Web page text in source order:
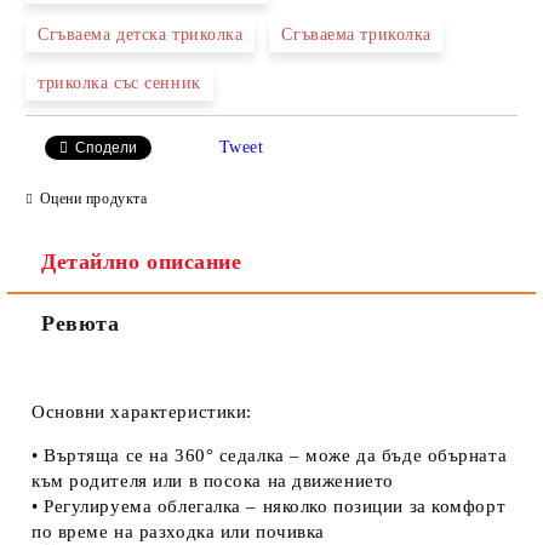
Сгъваема детска триколка Сгъваема триколка
триколка със сенник
Сподели Tweet
Оцени продукта
Детайлно описание
Ревюта
Основни характеристики:
• Въртяща се на 360° седалка – може да бъде обърната
към родителя или в посока на движението
• Регулируема облегалка – няколко позиции за комфорт
по време на разходка или почивка